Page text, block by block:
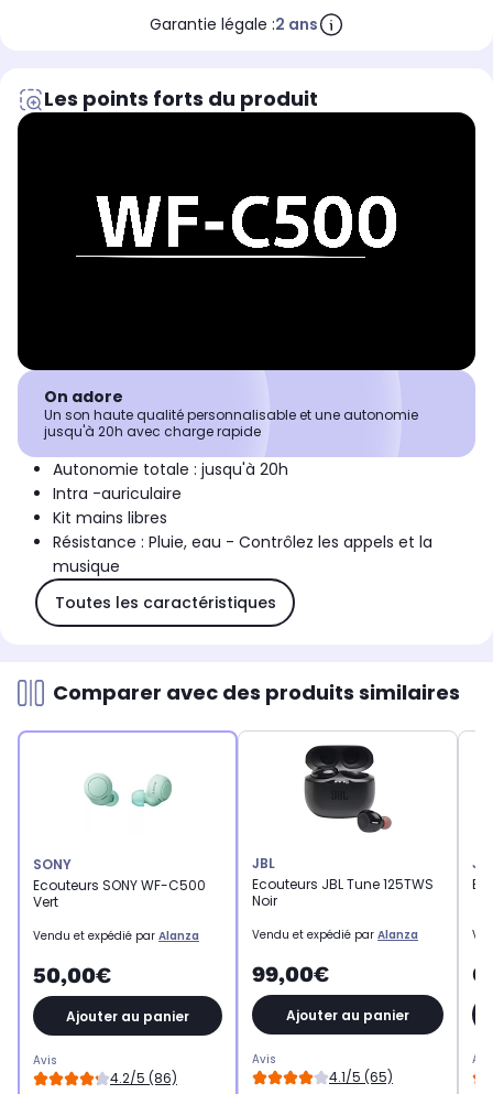
Garantie légale :2 ans
Les points forts du produit
On adore
Un son haute qualité personnalisable et une autonomie
jusqu'à 20h avec charge rapide
Autonomie totale : jusqu'à 20h
Intra -auriculaire
Kit mains libres
Résistance : Pluie, eau - Contrôlez les appels et la
musique
Toutes les caractéristiques
Comparer avec des produits similaires
SONY
Ecouteurs SONY WF-C500
Vert
Vendu et expédié par Alanza
50,00€
Ajouter au panier
Avis
4.2/5 (86)
JBL
Ecouteurs JBL Tune 125TWS
Noir
Vendu et expédié par Alanza
99,00€
Ajouter au panier
Avis
4.1/5 (65)